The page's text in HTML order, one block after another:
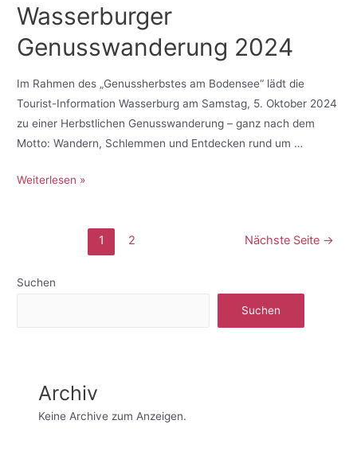
Wasserburger
Genusswanderung 2024
Im Rahmen des „Genussherbstes am Bodensee“ lädt die
Tourist-Information Wasserburg am Samstag, 5. Oktober 2024
zu einer Herbstlichen Genusswanderung – ganz nach dem
Motto: Wandern, Schlemmen und Entdecken rund um …
Weiterlesen »
1 2 Nächste Seite →
Suchen
Suchen
Archiv
Keine Archive zum Anzeigen.